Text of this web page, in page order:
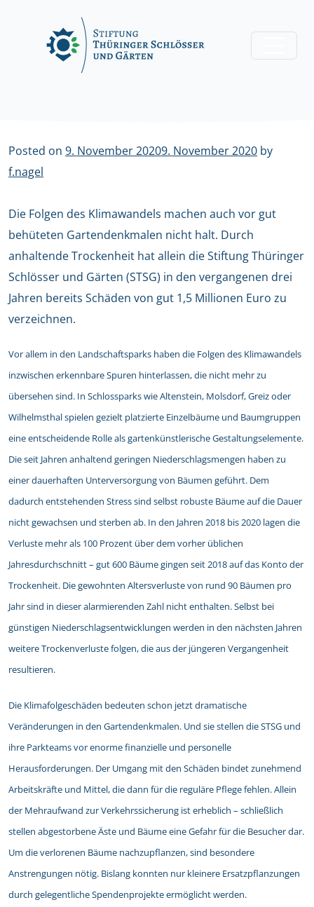
Posted on 9. November 20209. November 2020 by
f.nagel
Die Folgen des Klimawandels machen auch vor gut
behüteten Gartendenkmalen nicht halt. Durch
anhaltende Trockenheit hat allein die Stiftung Thüringer
Schlösser und Gärten (STSG) in den vergangenen drei
Jahren bereits Schäden von gut 1,5 Millionen Euro zu
verzeichnen.
Vor allem in den Landschaftsparks haben die Folgen des Klimawandels
inzwischen erkennbare Spuren hinterlassen, die nicht mehr zu
übersehen sind. In Schlossparks wie Altenstein, Molsdorf, Greiz oder
Wilhelmsthal spielen gezielt platzierte Einzelbäume und Baumgruppen
eine entscheidende Rolle als gartenkünstlerische Gestaltungselemente.
Die seit Jahren anhaltend geringen Niederschlagsmengen haben zu
einer dauerhaften Unterversorgung von Bäumen geführt. Dem
dadurch entstehenden Stress sind selbst robuste Bäume auf die Dauer
nicht gewachsen und sterben ab. In den Jahren 2018 bis 2020 lagen die
Verluste mehr als 100 Prozent über dem vorher üblichen
Jahresdurchschnitt – gut 600 Bäume gingen seit 2018 auf das Konto der
Trockenheit. Die gewohnten Altersverluste von rund 90 Bäumen pro
Jahr sind in dieser alarmierenden Zahl nicht enthalten. Selbst bei
günstigen Niederschlagsentwicklungen werden in den nächsten Jahren
weitere Trockenverluste folgen, die aus der jüngeren Vergangenheit
resultieren.
Die Klimafolgeschäden bedeuten schon jetzt dramatische
Veränderungen in den Gartendenkmalen. Und sie stellen die STSG und
ihre Parkteams vor enorme finanzielle und personelle
Herausforderungen. Der Umgang mit den Schäden bindet zunehmend
Arbeitskräfte und Mittel, die dann für die reguläre Pflege fehlen. Allein
der Mehraufwand zur Verkehrssicherung ist erheblich – schließlich
stellen abgestorbene Äste und Bäume eine Gefahr für die Besucher dar.
Um die verlorenen Bäume nachzupflanzen, sind besondere
Anstrengungen nötig. Bislang konnten nur kleinere Ersatzpflanzungen
durch gelegentliche Spendenprojekte ermöglicht werden.